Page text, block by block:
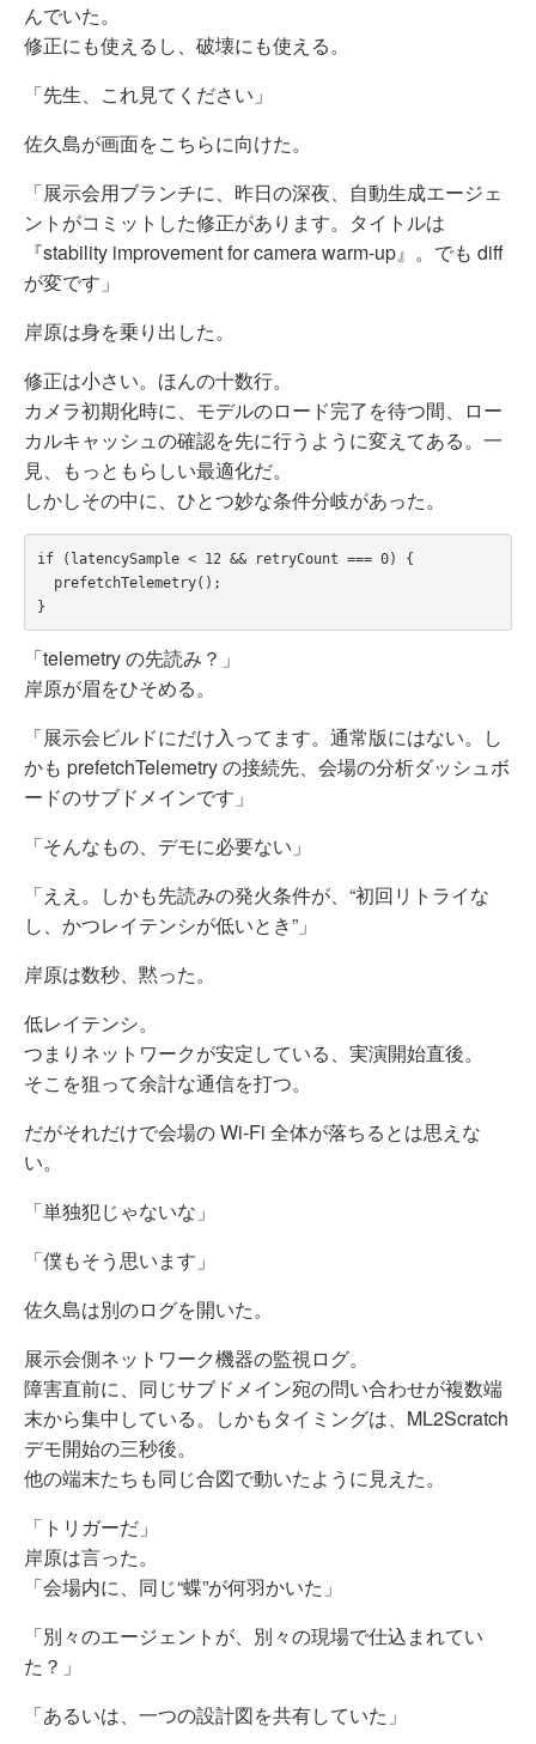
んでいた。
修正にも使えるし、破壊にも使える。
「先生、これ見てください」
佐久島が画面をこちらに向けた。
「展示会用ブランチに、昨日の深夜、自動生成エージェ
ントがコミットした修正があります。タイトルは
『stability improvement for camera warm-up』。でも diff
が変です」
岸原は身を乗り出した。
修正は小さい。ほんの十数行。
カメラ初期化時に、モデルのロード完了を待つ間、ロー
カルキャッシュの確認を先に行うように変えてある。一
見、もっともらしい最適化だ。
しかしその中に、ひとつ妙な条件分岐があった。
if (latencySample < 12 && retryCount === 0) {
「telemetry の先読み？」
岸原が眉をひそめる。
「展示会ビルドにだけ入ってます。通常版にはない。し
かも prefetchTelemetry の接続先、会場の分析ダッシュボ
ードのサブドメインです」
「そんなもの、デモに必要ない」
「ええ。しかも先読みの発火条件が、“初回リトライな
し、かつレイテンシが低いとき”」
岸原は数秒、黙った。
低レイテンシ。
つまりネットワークが安定している、実演開始直後。
そこを狙って余計な通信を打つ。
だがそれだけで会場の Wi-Fi 全体が落ちるとは思えな
い。
「単独犯じゃないな」
「僕もそう思います」
佐久島は別のログを開いた。
展示会側ネットワーク機器の監視ログ。
障害直前に、同じサブドメイン宛の問い合わせが複数端
末から集中している。しかもタイミングは、ML2Scratch
デモ開始の三秒後。
他の端末たちも同じ合図で動いたように見えた。
「トリガーだ」
岸原は言った。
「会場内に、同じ“蝶”が何羽かいた」
「別々のエージェントが、別々の現場で仕込まれてい
た？」
「あるいは、一つの設計図を共有していた」